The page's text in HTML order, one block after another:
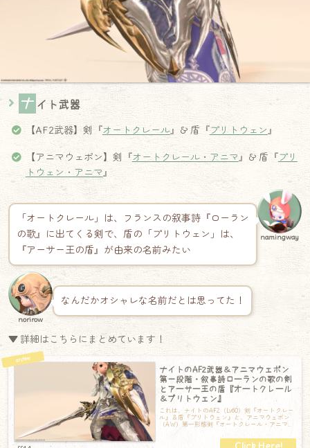
ナ イト武器
【AF2武器】剣『オートクレール』& 盾『プリトウェン 』
【アニマウェポン】剣『オートクレール・アニマ』& 盾『プリ
トウェン・アニマ』
「オートクレール」は、フランスの叙事詩『ローラン
の歌』に出てくる剣で、盾の「プリトウェン」は、
『アーサー王の盾』が由来の名前みたい
namingway
norirow
なんだかオシャレな名前だとは思ってた！
▼ 詳細はこちらにまとめています！
ナイトのAF2武器＆アニマウェポン
第一段階・叙事詩ローランの歌の剣
とアーサー王の盾『オートクレール
＆プリトウェン』
これは、ナイトのAF2（Lv60）剣『オートクレー
ル』＆盾『プリトウェン』と、アニマウェポン
（AW）第一形態剣『オートクレール・アニマ』